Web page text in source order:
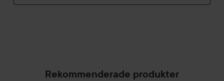
Rekommenderade produkter